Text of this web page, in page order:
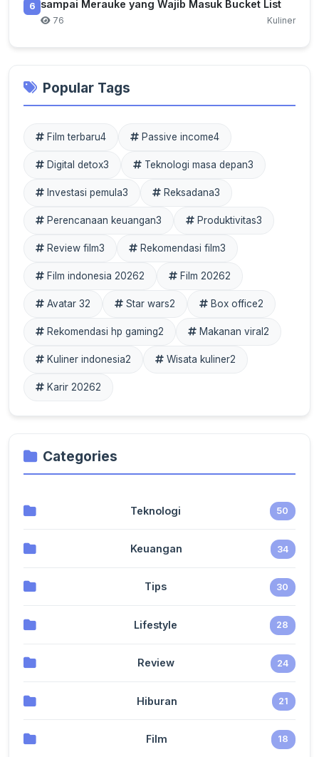
6 sampai Merauke yang Wajib Masuk Bucket List
76 Kuliner
Popular Tags
Film terbaru4 Passive income4
Digital detox3 Teknologi masa depan3
Investasi pemula3 Reksadana3
Perencanaan keuangan3 Produktivitas3
Review film3 Rekomendasi film3
Film indonesia 20262 Film 20262
Avatar 32 Star wars2 Box office2
Rekomendasi hp gaming2 Makanan viral 2
Kuliner indonesia2 Wisata kuliner2
Karir 20262
Categories
Teknologi 50
Keuangan 34
Tips 30
Lifestyle 28
Review 24
Hiburan 21
Film 18